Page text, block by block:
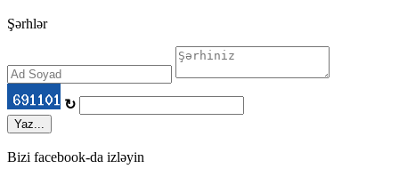
Şərhlər
↻
Yaz...
Bizi facebook-da izləyin